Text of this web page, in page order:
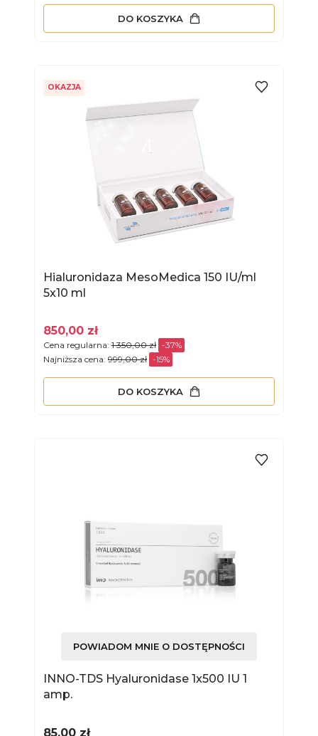
DO KOSZYKA
OKAZJA
Hialuronidaza MesoMedica 150 IU/ml
5x10 ml
850,00 zł
Cena regularna: 1 350,00 zł -37%
Najniższa cena: 999,00 zł -15%
DO KOSZYKA
POWIADOM MNIE O DOSTĘPNOŚCI
INNO-TDS Hyaluronidase 1x500 IU 1
amp.
Cena
85,00 zł